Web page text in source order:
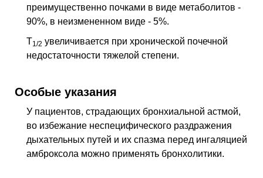
преимущественно почками в виде метаболитов -
90%, в неизмененном виде - 5%.
T1/2 увеличивается при хронической почечной
недостаточности тяжелой степени.
Особые указания
У пациентов, страдающих бронхиальной астмой,
во избежание неспецифического раздражения
дыхательных путей и их спазма перед ингаляцией
амброксола можно применять бронхолитики.